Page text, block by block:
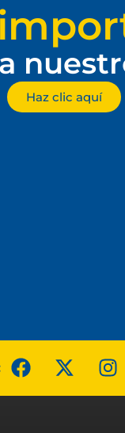
Haz clic aquí